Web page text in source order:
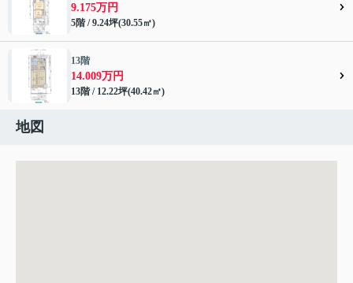
9.175万円
5階 / 9.24坪(30.55㎡)
13階
14.009万円
13階 / 12.22坪(40.42㎡)
地図